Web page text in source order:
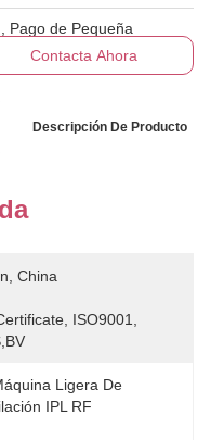
Pago de Pequeña
Contacta Ahora
Descripción De Producto
China
ISO9001,
Ligera De
IPL RF